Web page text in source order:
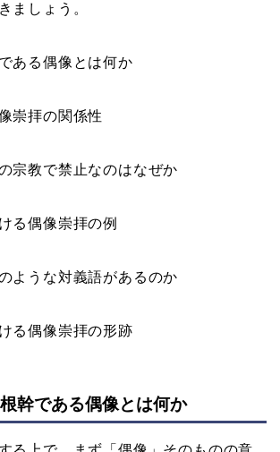
ましょう。
ある偶像とは何か
崇拝の関係性
宗教で禁止なのはなぜか
る偶像崇拝の例
ような対義語があるのか
る偶像崇拝の形跡
幹である偶像とは何か